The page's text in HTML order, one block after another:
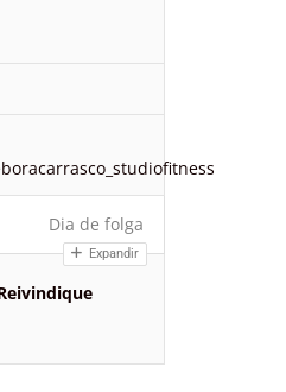
Dia de folga
Expandir